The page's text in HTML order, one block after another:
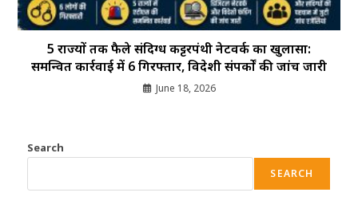
5 राज्यों तक फैले संदिग्ध कट्टरपंथी नेटवर्क का खुलासा:
समन्वित कार्रवाई में 6 गिरफ्तार, विदेशी संपर्कों की जांच जारी
June 18, 2026
Search
SEARCH